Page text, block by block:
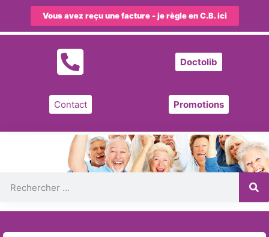
Vous avez reçu une facture - je règle en C.B. ici
Doctolib
Contact Promotions